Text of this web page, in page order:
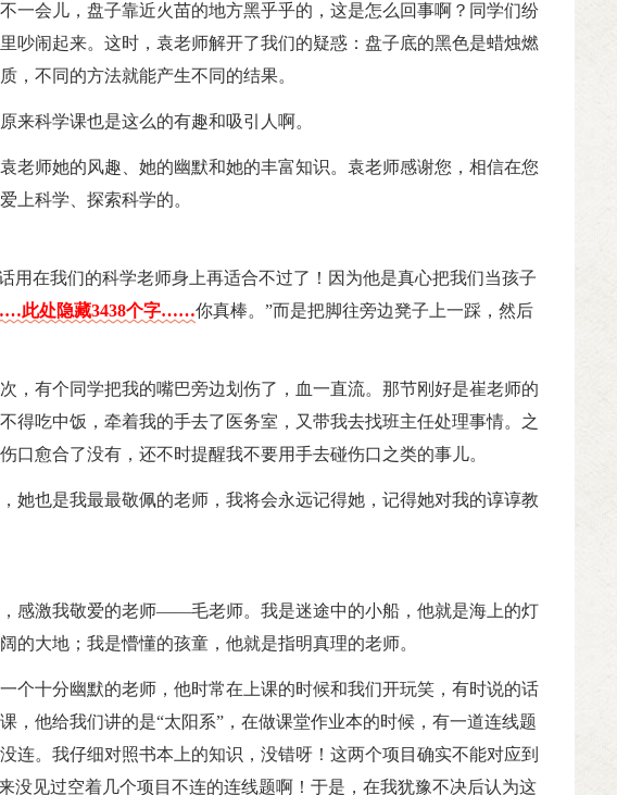
一会儿，盘子靠近火苗的地方黑乎乎的，这是怎么回事啊？同学们纷
吵闹起来。这时，袁老师解开了我们的疑惑：盘子底的黑色是蜡烛燃
，不同的方法就能产生不同的结果。
来科学课也是这么的有趣和吸引人啊。
老师她的风趣、她的幽默和她的丰富知识。袁老师感谢您，相信在您
上科学、探索科学的。
用在我们的科学老师身上再适合不过了！因为他是真心把我们当孩子
此处隐藏3438个字……你真棒。”而是把脚往旁边凳子上一踩，然后
，有个同学把我的嘴巴旁边划伤了，血一直流。那节刚好是崔老师的
得吃中饭，牵着我的手去了医务室，又带我去找班主任处理事情。之
口愈合了没有，还不时提醒我不要用手去碰伤口之类的事儿。
她也是我最最敬佩的老师，我将会永远记得她，记得她对我的谆谆教
感激我敬爱的老师——毛老师。我是迷途中的小船，他就是海上的灯
的大地；我是懵懂的孩童，他就是指明真理的老师。
个十分幽默的老师，他时常在上课的时候和我们开玩笑，有时说的话
，他给我们讲的是“太阳系”，在做课堂作业本的时候，有一道连线题
连。我仔细对照书本上的知识，没错呀！这两个项目确实不能对应到
来没见过空着几个项目不连的连线题啊！于是，在我犹豫不决后认为这